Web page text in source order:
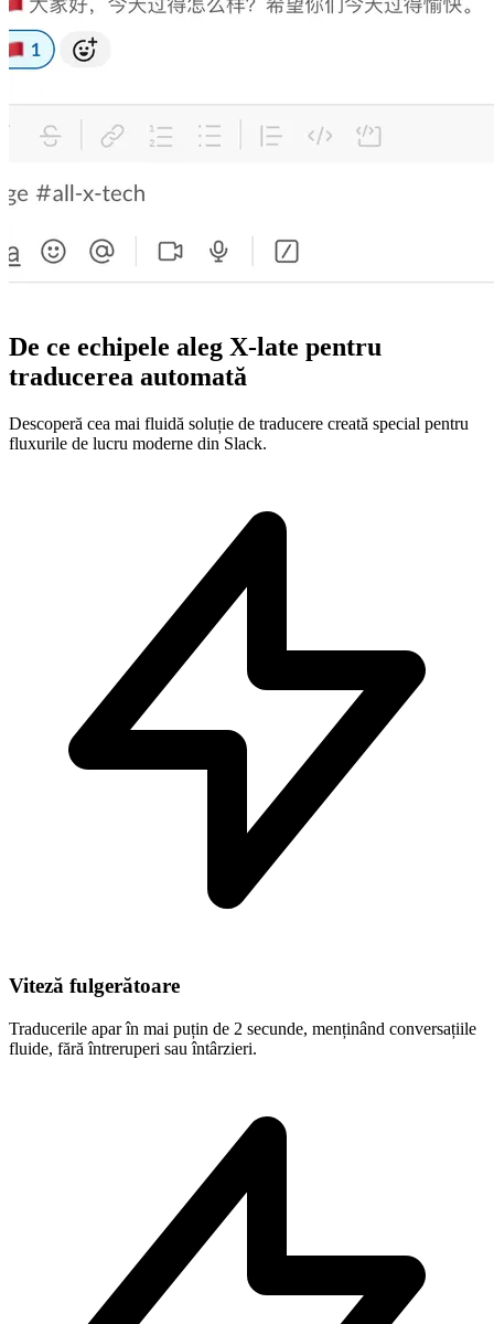
De ce echipele aleg X-late pentru
traducerea automată
Descoperă cea mai fluidă soluție de traducere creată special pentru
fluxurile de lucru moderne din Slack.
Viteză fulgerătoare
Traducerile apar în mai puțin de 2 secunde, menținând conversațiile
fluide, fără întreruperi sau întârzieri.